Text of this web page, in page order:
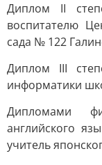
Диплом II
воспитателю
сада № 122
Диплом III
информатики
Дипломами
английского
учитель